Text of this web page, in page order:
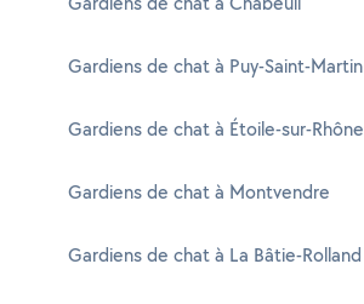
Gardiens de chat à Puy-Saint-Martin
Gardiens de chat à Étoile-sur-Rhône
Gardiens de chat à Montvendre
Gardiens de chat à La Bâtie-Rolland